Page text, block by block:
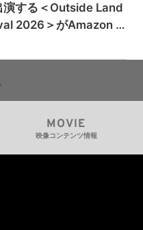
演する＜Outside Land
2026＞がAmazon M
MOVIE
映像コンテンツ情報